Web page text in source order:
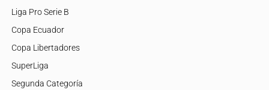
Liga Pro Serie B
Copa Ecuador
Copa Libertadores
SuperLiga
Segunda Categoría